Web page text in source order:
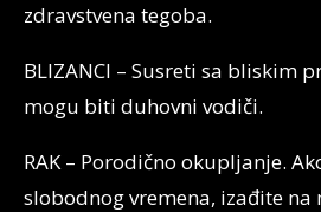
zdravstvena tegoba.
BLIZANCI – Susreti sa bliskim
mogu biti duhovni vodiči.
RAK – Porodično okupljanje.
slobodnog vremena, izađite na